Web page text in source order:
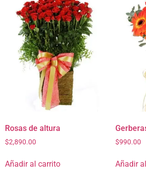
Rosas de altura
$2,890.00
Añadir al carrito
$990.00
Añadir